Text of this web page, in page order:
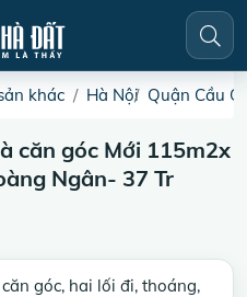
khác Hà Nội Quận Cầu
căn góc Mới 115m2x
Ngân- 37 Tr
góc, hai lối đi, thoáng,